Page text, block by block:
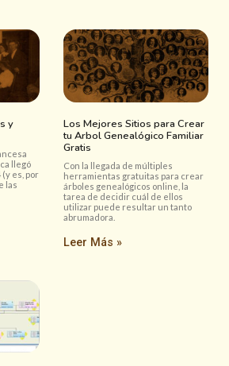
y
llegó
(y es, por
las
Los Mejores Sitios para Crear
tu Arbol Genealógico Familiar
Gratis
Con la llegada de múltiples
herramientas gratuitas para crear
árboles genealógicos online, la
tarea de decidir cuál de ellos
utilizar puede resultar un tanto
abrumadora.
Leer Más »